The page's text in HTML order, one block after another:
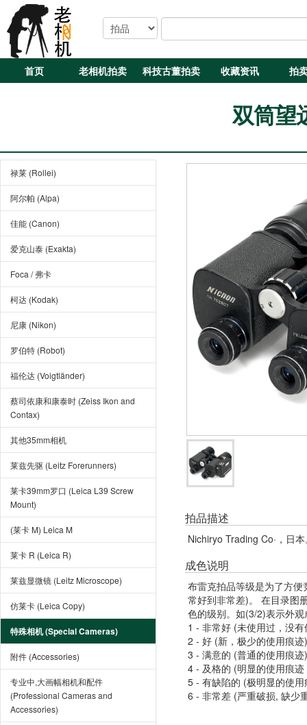
首页 老相机拍卖 科技古董拍卖 收藏资讯 拍
双筒望
禄莱 (Rollei)
阿尔帕 (Alpa)
佳能 (Canon)
爱克山泰 (Exakta)
Foca / 弗卡
柯达 (Kodak)
尼康 (Nikon)
罗伯特 (Robot)
福伦达 (Voigtländer)
蔡司依康和康泰时 (Zeiss Ikon and
Contax)
其他35mm相机
莱兹先驱 (Leitz Forerunners)
莱卡39mm罗口 (Leica L39 Screw
Mount)
(莱卡 M) Leica M
莱卡 R (Leica R)
莱兹显微镜 (Leitz Microscope)
仿莱卡 (Leica Copy)
特殊相机 (Special Cameras)
附件 (Accessories)
专业中,大画幅相机和配件
(Professional Cameras and
Accessories)
拍品描述
Nichiryo Trading Co·，日
成色说明
布雷克拍品等级是为了方
常好到非常差)。 在目录图
色的级别。如(3/2)表示外
1 - 非常好 (未使用过，没
2 - 好 (新，极少的使用痕迹)
3 - 满意的 (普通的使用痕迹)
4 - 及格的 (明显的使用痕
5 - 有缺陷的 (极明显的使
6 - 非常差 (严重破损, 缺少